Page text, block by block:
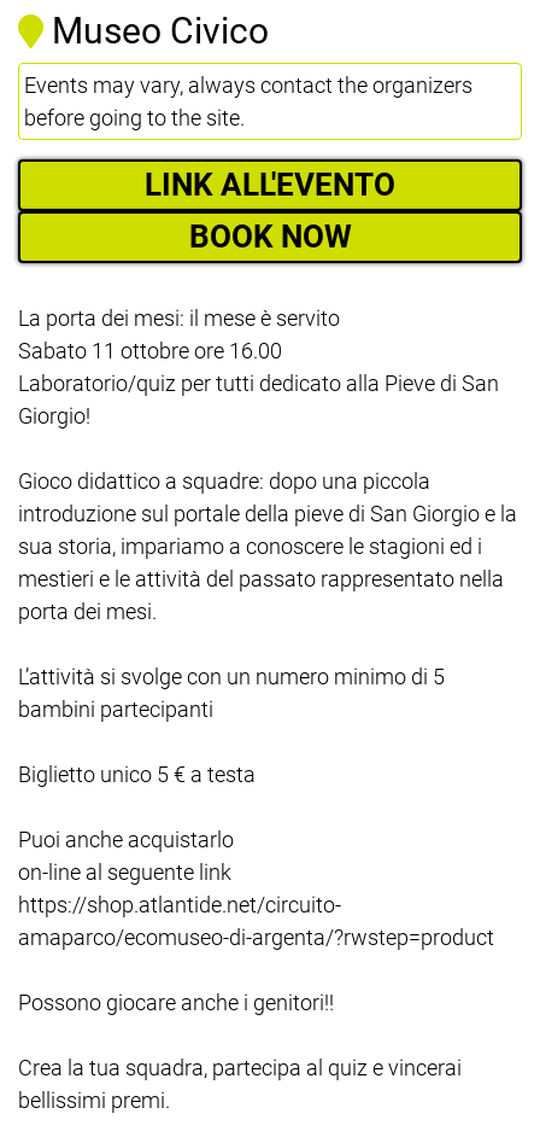
Museo Civico
Events may vary, always contact the organizers
before going to the site.
LINK ALL'EVENTO
BOOK NOW
La porta dei mesi: il mese è servito
Sabato 11 ottobre ore 16.00
Laboratorio/quiz per tutti dedicato alla Pieve di San
Giorgio!
Gioco didattico a squadre: dopo una piccola
introduzione sul portale della pieve di San Giorgio e la
sua storia, impariamo a conoscere le stagioni ed i
mestieri e le attività del passato rappresentato nella
porta dei mesi.
L’attività si svolge con un numero minimo di 5
bambini partecipanti
Biglietto unico 5 € a testa
Puoi anche acquistarlo
on-line al seguente link
https://shop.atlantide.net/circuito-
amaparco/ecomuseo-di-argenta/?rwstep=product
Possono giocare anche i genitori!!
Crea la tua squadra, partecipa al quiz e vincerai
bellissimi premi.